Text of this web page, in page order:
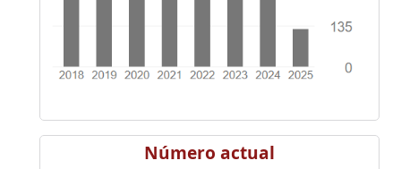
Número actual